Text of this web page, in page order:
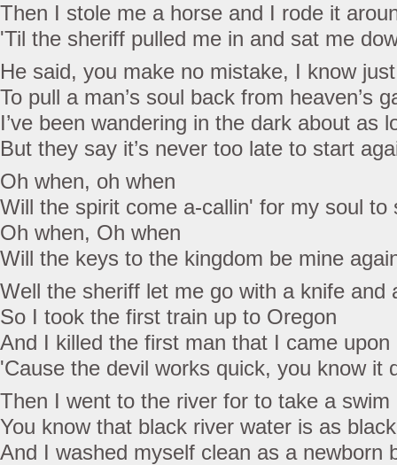
Then I stole me a horse and I rode it
'Til the sheriff pulled me in and sat me
He said, you make no mistake, I know
To pull a man’s soul back from heaven’s
I’ve been wandering in the dark about as
But they say it’s never too late to start
Oh when, oh when
Will the spirit come a-callin' for my soul to
Oh when, Oh when
Will the keys to the kingdom be mine
Well the sheriff let me go with a knife and
So I took the first train up to Oregon
And I killed the first man that I came upon
'Cause the devil works quick, you know it
Then I went to the river for to take a swim
You know that black river water is as
And I washed myself clean as a newborn